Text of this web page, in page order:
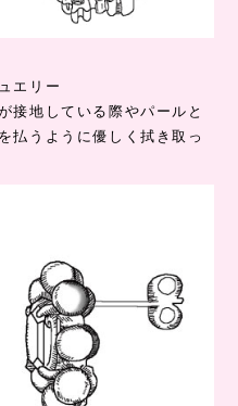
エリー
接地している際やパールと
払うように優しく拭き取っ